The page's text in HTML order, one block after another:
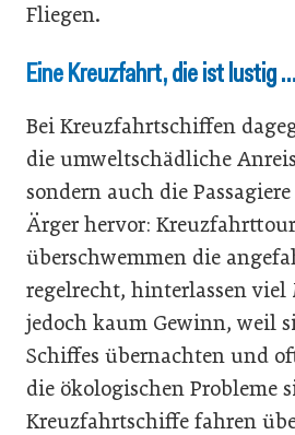
Fliegen.
Eine Kreuzfahrt, die ist lustig
Bei Kreuzfahrtschiffen
die umweltschädliche
sondern auch die
Ärger hervor:
überschwemmen die
regelrecht, hinterlassen
jedoch kaum Gewinn, weil
Schiffes übernachten und
die ökologischen Probleme
Kreuzfahrtschiffe fahren